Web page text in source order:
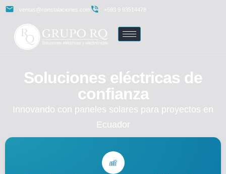
ventas@rqinstalaciones.com +593 9 93514478
Soluciones eléctricas de
confianza
Innovando con paneles solares para proyectos en
Ecuador